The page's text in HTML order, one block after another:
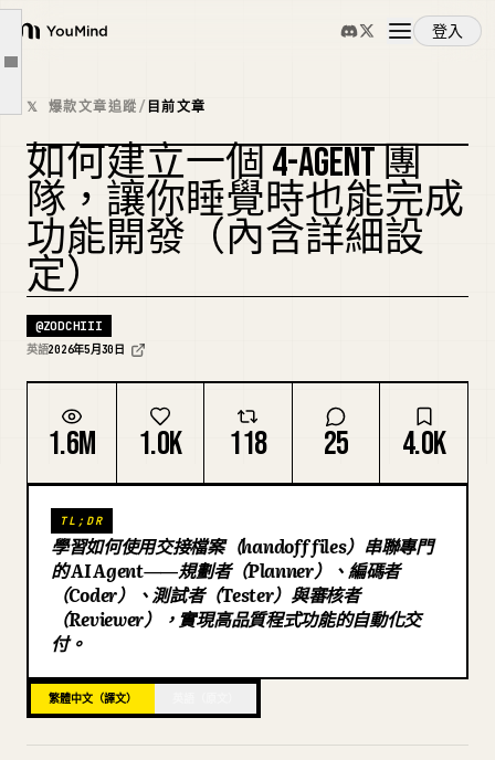
YouMind
登入
概覽
使用案例
技能
提示詞
定價
下載
部落格
文章大綱
Agent 3：測試者（子 Agent，sonnet）
調度器：一個指令執行全部四個
打造你需要的精確團隊
先免費試用
結論
𝕏 爆款文章追蹤/ 目前文章
複刻封面
如何建立一個 4-AGENT 團
隊，讓你睡覺時也能完成
功能開發（內含詳細設
定）
@ZODCHIII
英語2026年5月30日
1.6M 1.0K 118 25 4.0K
TL;DR
學習如何使用交接檔案（handoff files）串聯專門
的 AI Agent——規劃者（Planner）、編碼者
（Coder）、測試者（Tester）與審核者
（Reviewer），實現高品質程式功能的自動化交
付。
繁體中文（譯文）